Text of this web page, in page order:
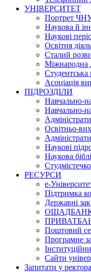
УНІВЕРСИТЕТ
Портрет
Наукова й
Наукові
Освітня
Сталий
Міжнародна
Студентська
Асоціація
ПІДРОЗДІЛИ
Навчально-
Навчально-
Освітньо-
Наукові
Наукова
Студмістечко
РЕСУРСИ
е-
Підтримка
Державні
ОЩАДБАНК
Поштовий
Програмне
Сайти
Запитати у ректора